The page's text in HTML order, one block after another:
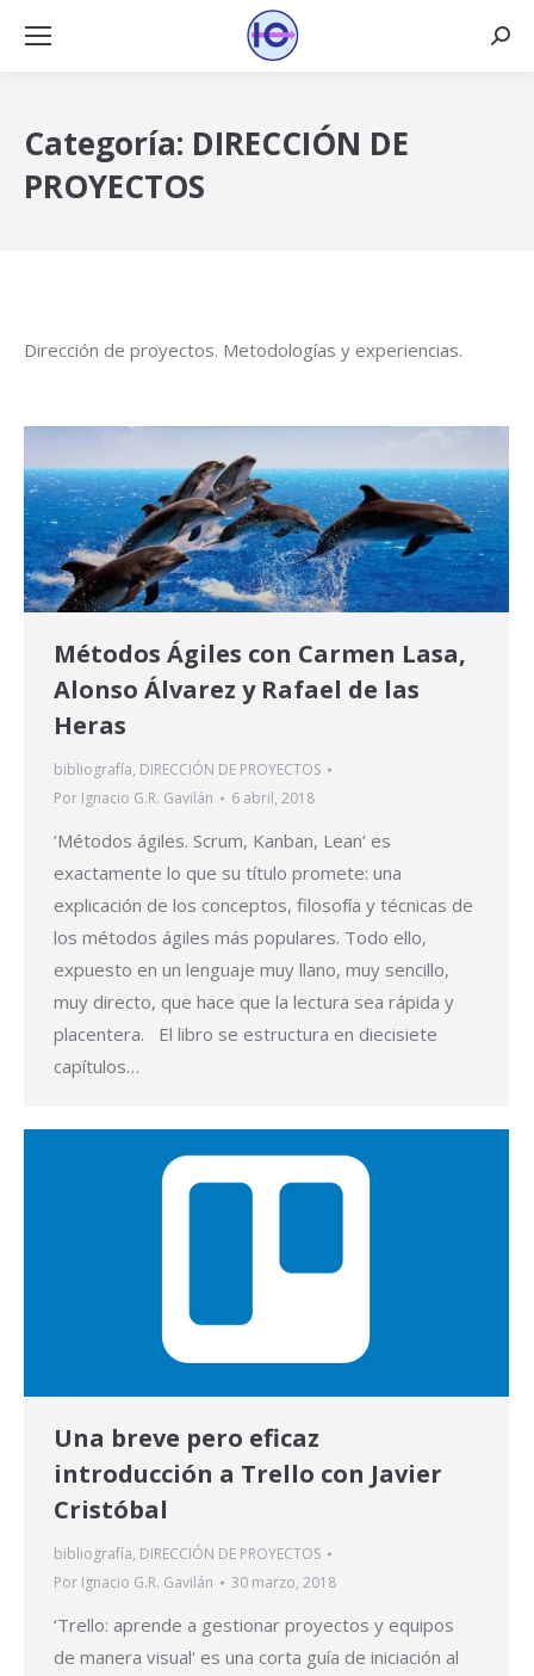
Categoría: DIRECCIÓN DE
PROYECTOS
Dirección de proyectos. Metodologías y experiencias.
Métodos Ágiles con Carmen Lasa,
Alonso Álvarez y Rafael de las
Heras
bibliografía, DIRECCIÓN DE PROYECTOS
Por Ignacio G.R. Gavilán 6 abril, 2018
‘Métodos ágiles. Scrum, Kanban, Lean‘ es
exactamente lo que su título promete: una
explicación de los conceptos, filosofía y técnicas de
los métodos ágiles más populares. Todo ello,
expuesto en un lenguaje muy llano, muy sencillo,
muy directo, que hace que la lectura sea rápida y
placentera. El libro se estructura en diecisiete
capítulos…
Una breve pero eficaz
introducción a Trello con Javier
Cristóbal
bibliografía, DIRECCIÓN DE PROYECTOS
Por Ignacio G.R. Gavilán 30 marzo, 2018
‘Trello: aprende a gestionar proyectos y equipos
de manera visual‘ es una corta guía de iniciación al